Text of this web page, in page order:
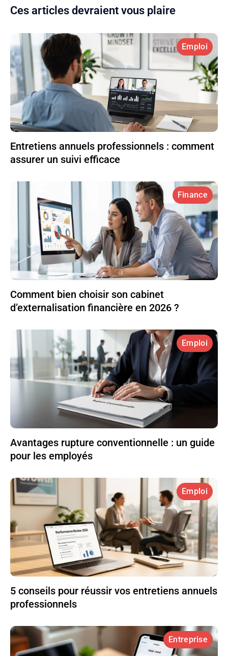
Ces articles devraient vous plaire
Emploi
Entretiens annuels professionnels : comment
assurer un suivi efficace
Finance
Comment bien choisir son cabinet
d’externalisation financière en 2026 ?
Emploi
Avantages rupture conventionnelle : un guide
pour les employés
Emploi
5 conseils pour réussir vos entretiens annuels
professionnels
Entreprise